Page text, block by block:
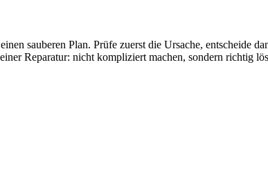
sauberen Plan. Prüfe zuerst die Ursache, entscheide
Reparatur: nicht kompliziert machen, sondern richtig